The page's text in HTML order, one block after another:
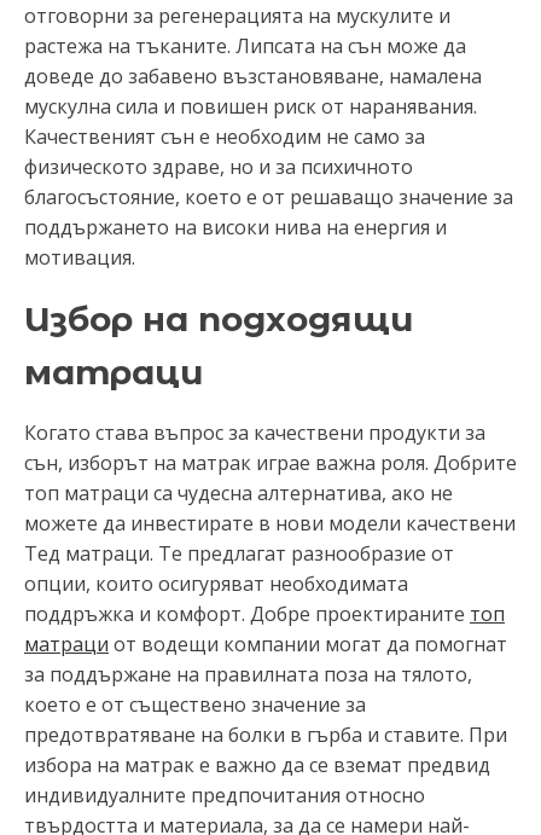
отговорни за регенерацията на мускулите и
растежа на тъканите. Липсата на сън може да
доведе до забавено възстановяване, намалена
мускулна сила и повишен риск от наранявания.
Качественият сън е необходим не само за
физическото здраве, но и за психичното
благосъстояние, което е от решаващо значение за
поддържането на високи нива на енергия и
мотивация.
Избор на подходящи
матраци
Когато става въпрос за качествени продукти за
сън, изборът на матрак играе важна роля. Добрите
топ матраци са чудесна алтернатива, ако не
можете да инвестирате в нови модели качествени
Тед матраци. Те предлагат разнообразие от
опции, които осигуряват необходимата
поддръжка и комфорт. Добре проектираните топ
матраци от водещи компании могат да помогнат
за поддържане на правилната поза на тялото,
което е от съществено значение за
предотвратяване на болки в гърба и ставите. При
избора на матрак е важно да се вземат предвид
индивидуалните предпочитания относно
твърдостта и материала, за да се намери най-